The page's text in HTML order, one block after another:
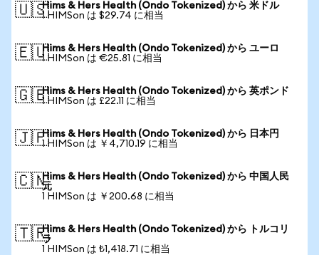
🇺🇸Hims & Hers Health (Ondo Tokenized) から 米ドル
1 HIMSon は $29.74 に相当
🇪🇺Hims & Hers Health (Ondo Tokenized) から ユーロ
1 HIMSon は €25.81 に相当
🇬🇧Hims & Hers Health (Ondo Tokenized) から 英ポンド
1 HIMSon は £22.11 に相当
🇯🇵Hims & Hers Health (Ondo Tokenized) から 日本円
1 HIMSon は ￥4,710.19 に相当
🇨🇳Hims & Hers Health (Ondo Tokenized) から 中国人民
元
1 HIMSon は ￥200.68 に相当
🇹🇷Hims & Hers Health (Ondo Tokenized) から トルコリ
ラ
1 HIMSon は ₺1,418.71 に相当